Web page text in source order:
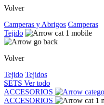
Volver
Camperas y Abrigos Camperas
Tejido
Volver
Tejido Tejidos
SETS Ver todo
ACCESORIOS
ACCESORIOS